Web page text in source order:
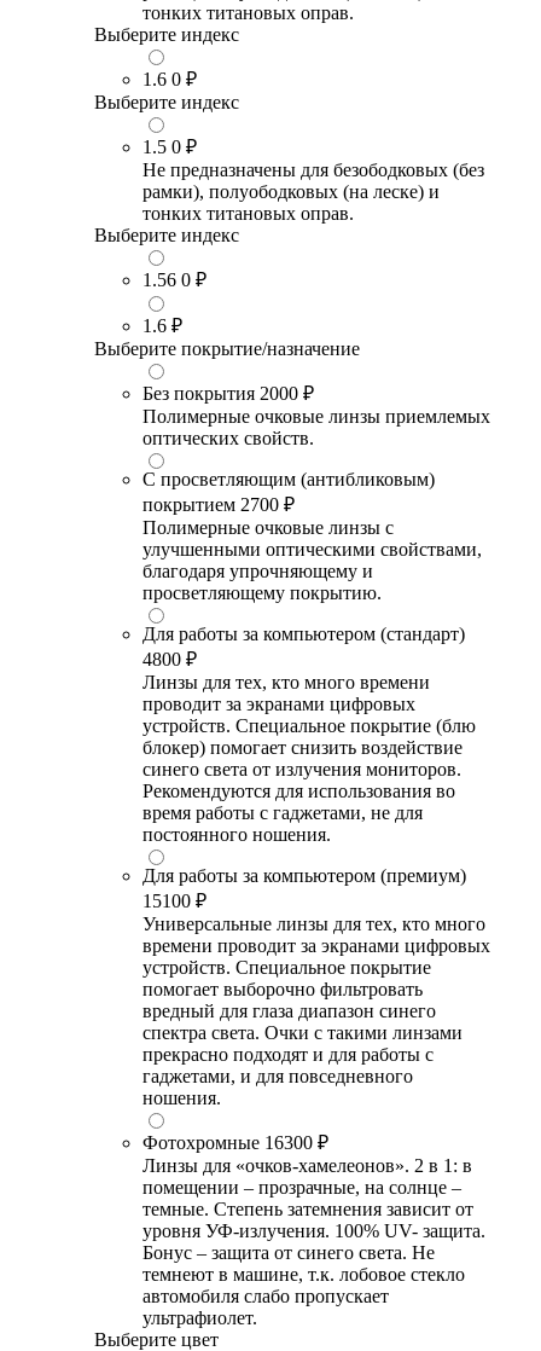
тонких титановых оправ.
Выберите индекс
1.6 0 ₽
Выберите индекс
1.5 0 ₽
Не предназначены для безободковых (без
рамки), полуободковых (на леске) и
тонких титановых оправ.
Выберите индекс
1.56 0 ₽
1.6 ₽
Выберите покрытие/назначение
Без покрытия 2000 ₽
Полимерные очковые линзы приемлемых
оптических свойств.
С просветляющим (антибликовым)
покрытием 2700 ₽
Полимерные очковые линзы с
улучшенными оптическими свойствами,
благодаря упрочняющему и
просветляющему покрытию.
Для работы за компьютером (стандарт)
4800 ₽
Линзы для тех, кто много времени
проводит за экранами цифровых
устройств. Специальное покрытие (блю
блокер) помогает снизить воздействие
синего света от излучения мониторов.
Рекомендуются для использования во
время работы с гаджетами, не для
постоянного ношения.
Для работы за компьютером (премиум)
15100 ₽
Универсальные линзы для тех, кто много
времени проводит за экранами цифровых
устройств. Специальное покрытие
помогает выборочно фильтровать
вредный для глаза диапазон синего
спектра света. Очки с такими линзами
прекрасно подходят и для работы с
гаджетами, и для повседневного
ношения.
Фотохромные 16300 ₽
Линзы для «очков-хамелеонов». 2 в 1: в
помещении – прозрачные, на солнце –
темные. Степень затемнения зависит от
уровня УФ-излучения. 100% UV- защита.
Бонус – защита от синего света. Не
темнеют в машине, т.к. лобовое стекло
автомобиля слабо пропускает
ультрафиолет.
Выберите цвет